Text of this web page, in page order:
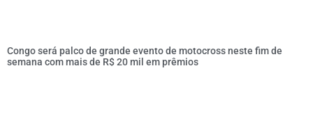
Congo será palco de grande evento de motocross neste fim de
semana com mais de R$ 20 mil em prêmios